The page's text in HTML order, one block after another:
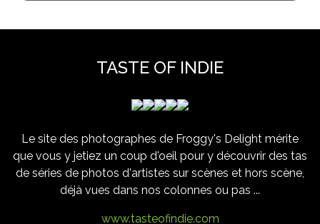
TASTE OF INDIE
Le site des photographes de Froggy's Delight mérite
que vous y jetiez un coup d'oeil pour y découvrir des tas
de séries de photos d'artistes sur scènes et hors scène,
déjà vues dans nos colonnes ou pas ...
www.tasteofindie.com